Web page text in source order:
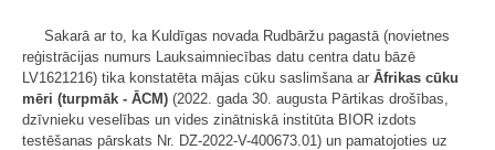
Sakarā ar to, ka Kuldīgas novada Rudbāržu pagastā (novietnes
reģistrācijas numurs Lauksaimniecības datu centra datu bāzē
LV1621216) tika konstatēta mājas cūku saslimšana ar Āfrikas cūku
mēri (turpmāk - ĀCM) (2022. gada 30. augusta Pārtikas drošības,
dzīvnieku veselības un vides zinātniskā institūta BIOR izdots
testēšanas pārskats Nr. DZ-2022-V-400673.01) un pamatojoties uz